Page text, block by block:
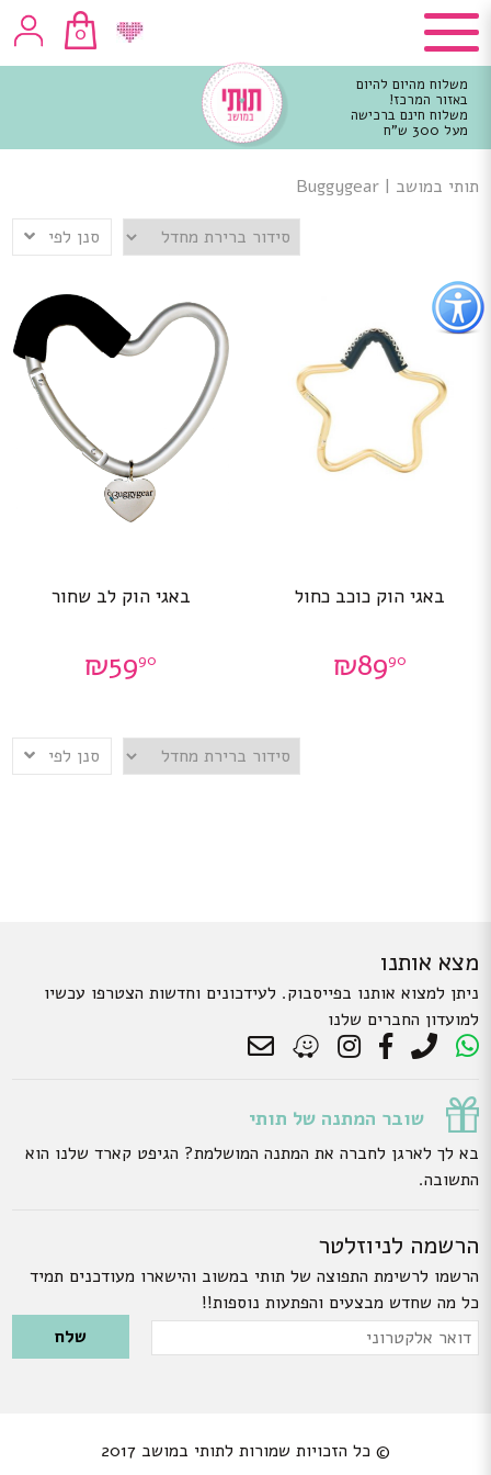
כפתור
לפתיחת
תפריט
נגישות
0
משלוח מהיום להיום
באזור המרכז!
משלוח חינם ברכישה
מעל 300 ש"ח
מרכזי
תותי במושב |
Buggygear
סנן לפי
באגי הוק כוכב כחול
₪8990
באגי הוק לב שחור
₪5990
סנן לפי
מצא אותנו
ניתן למצוא אותנו בפייסבוק. לעידכונים וחדשות הצטרפו עכשיו
למועדון החברים שלנו
שובר המתנה של תותי
בא לך לארגן לחברה את המתנה המושלמת? הגיפט קארד שלנו הוא
התשובה.
הרשמה לניוזלטר
הרשמו לרשימת התפוצה של תותי במשוב והישארו מעודכנים תמיד
כל מה שחדש מבצעים והפתעות נוספות!!
Please leave this field empty.
דואר
© כל הזכויות שמורות לתותי במושב 2017